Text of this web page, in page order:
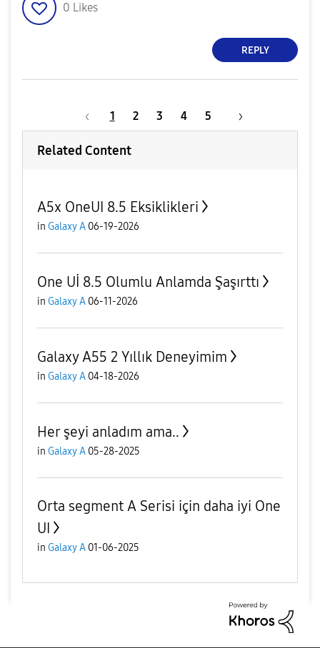
0 Likes
REPLY
1 2 3 4 5
Related Content
A5x OneUI 8.5 Eksiklikleri
in Galaxy A 06-19-2026
One Uİ 8.5 Olumlu Anlamda Şaşırttı
in Galaxy A 06-11-2026
Galaxy A55 2 Yıllık Deneyimim
in Galaxy A 04-18-2026
Her şeyi anladım ama..
in Galaxy A 05-28-2025
Orta segment A Serisi için daha iyi One
UI
in Galaxy A 01-06-2025